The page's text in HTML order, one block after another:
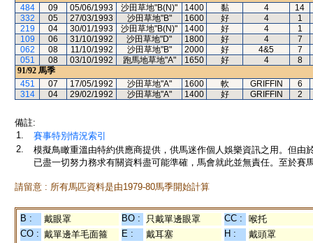
484
09 05/06/1993 沙田草地"B(N)" 1400 黏 4
14
332
05 27/03/1993 沙田草地"B" 1600 好 4
1
219
04 30/01/1993 沙田草地"B(N)" 1400 好 4
1
109
06 31/10/1992 沙田草地"D" 1800 好 4
7
062
08 11/10/1992 沙田草地"B" 2000 好 4&5
7
051
08 03/10/1992 跑馬地草地"A" 1650 好 4
8
91/92 馬季
451
07 17/05/1992 沙田草地"A" 1600 軟 GRIFFIN
6
314
04 29/02/1992 沙田草地"A" 1400 好 GRIFFIN 2
備註:
1.
賽事特別情況索引
2.
模擬鳥瞰重溫由特約供應商提供，供馬迷作個人娛樂資訊之用。但
已盡一切努力務求有關資料盡可能準確，馬會就此並無責任。至於賽
請留意 : 所有馬匹資料是由1979-80馬季開始計算
B : 戴眼罩 BO : 只戴單邊眼罩 CC :
喉托
CO : 戴單邊羊毛面箍 E : 戴耳塞 H :
戴頭罩